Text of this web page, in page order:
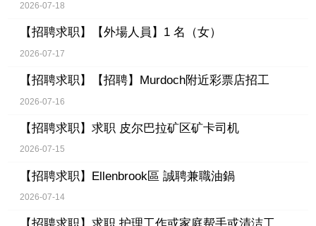
2026-07-18
【招聘求职】 【外場人員】1 名（女）
2026-07-17
【招聘求职】 【招聘】Murdoch附近彩票店招工
2026-07-16
【招聘求职】 求职 皮尔巴拉矿区矿卡司机
2026-07-15
【招聘求职】 Ellenbrook區 誠聘兼職油鍋
2026-07-14